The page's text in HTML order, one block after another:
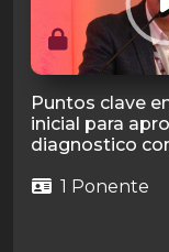
Puntos clave
inicial para
diagnostico
1 Ponente